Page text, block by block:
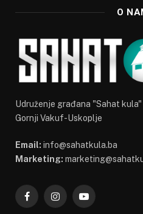
O
Udruženje građana "Sahat kula"
Gornji Vakuf-Uskoplje
Email: info@sahatkula.ba
Marketing:
FacebookInstagramYouTube